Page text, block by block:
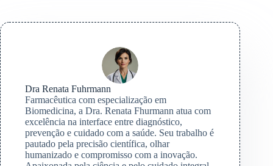
Dra Renata Fuhrmann
Farmacêutica com especialização em
Biomedicina, a Dra. Renata Fhurmann atua com
excelência na interface entre diagnóstico,
prevenção e cuidado com a saúde. Seu trabalho é
pautado pela precisão científica, olhar
humanizado e compromisso com a inovação.